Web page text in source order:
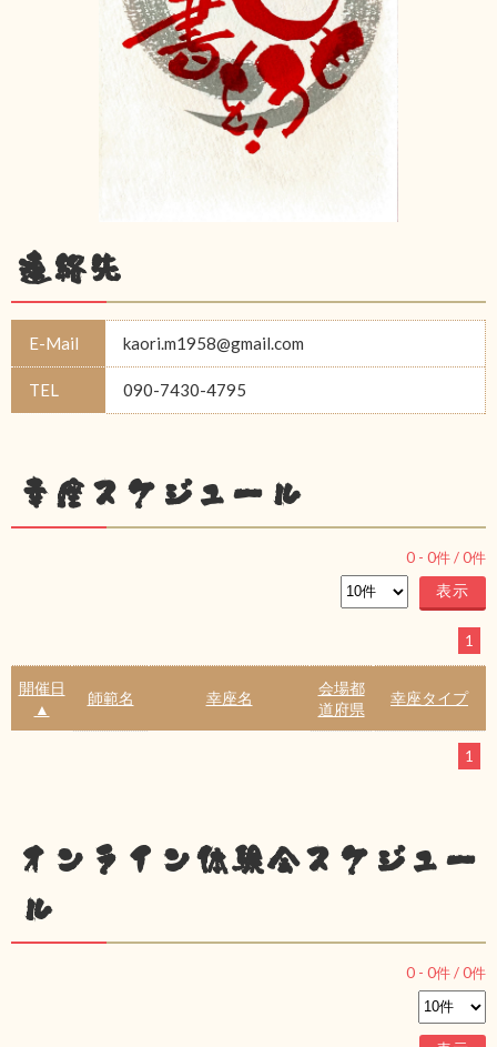
連絡先
E-Mail kaori.m1958@gmail.com
TEL 090-7430-4795
幸座スケジュール
0 - 0件 /0件
1
開催日
▲
師範名 幸座名
会場都
道府県
幸座タイプ
1
オンライン体験会スケジュー
ル
0 - 0件 /0件